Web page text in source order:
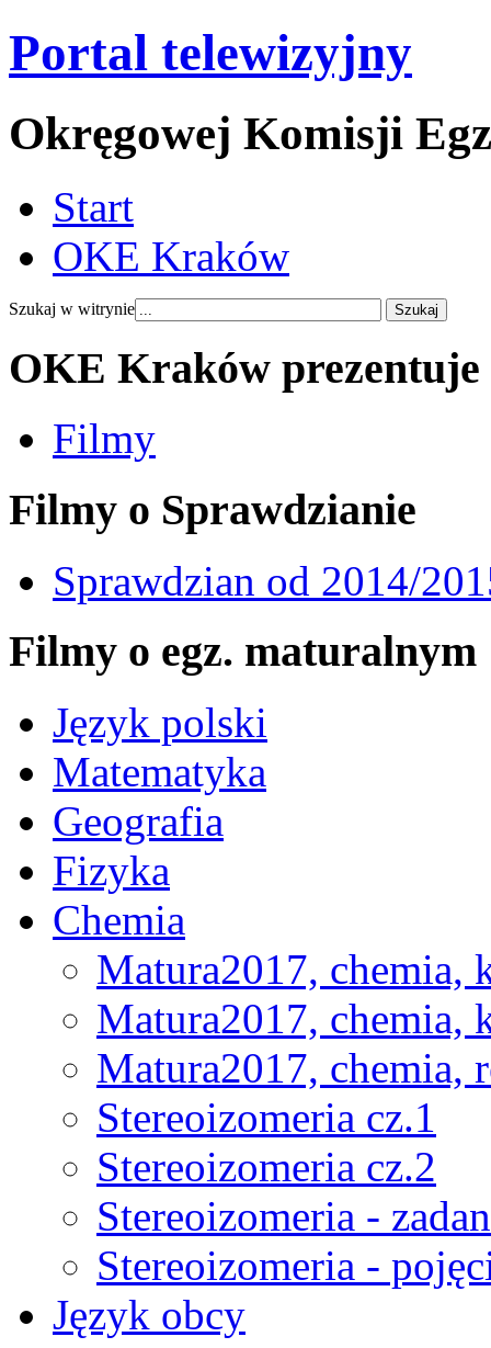
Portal telewizyjny
Okręgowej Komisji
Start
OKE Kraków
Szukaj w witrynie
OKE Kraków prezentuje
Filmy
Filmy o Sprawdzianie
Sprawdzian od 2014/
Filmy o egz. maturalnym
Język polski
Matematyka
Geografia
Fizyka
Chemia
Matura2017, chemia,
Matura2017, chemia,
Matura2017, chemia,
Stereoizomeria cz.1
Stereoizomeria cz.2
Stereoizomeria -
Stereoizomeria -
Język obcy